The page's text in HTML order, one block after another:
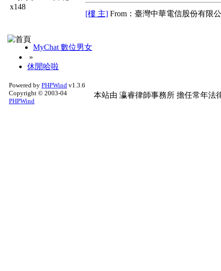
x148
[樓 主] From：臺灣中華電信股份有限
MyChat 數位男女
»
休閒哈啦
Powered by PHPWind v1.3.6
Copyright © 2003-04
PHPWind
本站由 瀛睿律師事務所 擔任常年法